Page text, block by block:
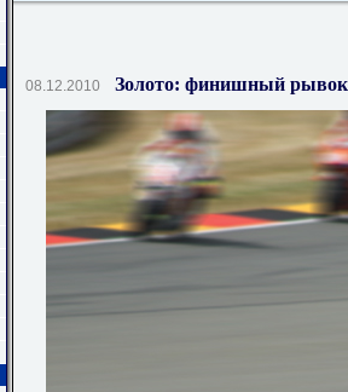
08.12.2010 Золото: финишный